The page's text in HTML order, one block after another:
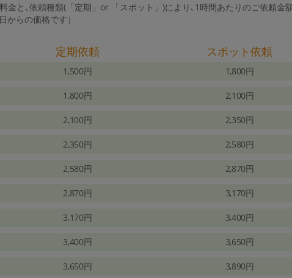
金と､依頼種類(「定期」or 「スポット」)により､1時間あたりのご依頼金
からの価格です）
定期依頼 スポット依頼
1,500円 1,800円
1,800円 2,100円
2,100円 2,350円
2,350円 2,580円
2,580円 2,870円
2,870円 3,170円
3,170円 3,400円
3,400円 3,650円
3,650円 3,890円